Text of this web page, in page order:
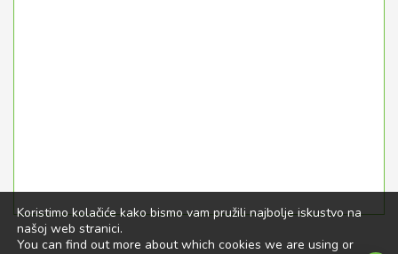
Koristimo kolačiće kako bismo vam pružili najbolje iskustvo na
našoj web stranici.
You can find out more about which cookies we are using or